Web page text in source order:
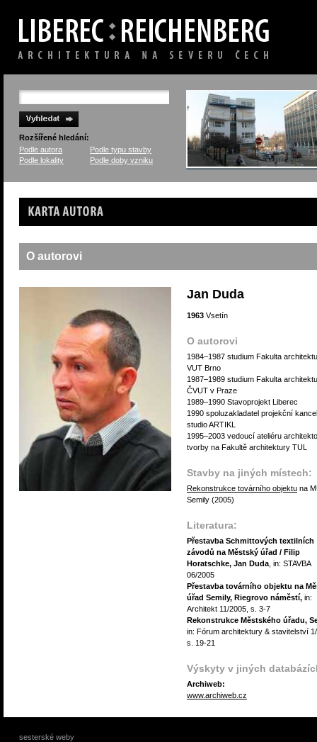
Rozšířené hledání:
Podle autora
Podle typu stavby
Podle lokality
Podle doby vzniku
Karta autora
O autorovi
Jan Duda
1963 Vsetín
O autorovi
1984–1987 studium Fakulta
VUT Brno
1987–1989 studium Fakulta
ČVUT v Praze
1989–1990 Stavoprojekt Liberec
1990 spoluzakladatel projekční
studio ARTIKL
1995–2003 vedoucí ateliéru
tvorby na Fakultě architektury TUL
Stavby na jiných místech:
Rekonstrukce továrního objektu na
Semily (2005)
Literatura:
Přestavba Schmittových textilních
závodů na Městský úřad / Filip
Horatschke, Jan Duda , in: STAVBA
06/2005
Přestavba továrního objektu na
úřad Semily, Riegrovo náměstí, in:
Architekt 11/2005, s. 3-7
Rekonstrukce Městského úřadu,
in: Fórum architektury & stavitelství
s. 19-21
Výskyty v jiných
Archiweb:
www.archiweb.cz
sesterské weby